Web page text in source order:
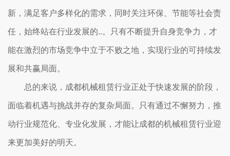
新，满足客户多样化的需求，同时关注环保、节能等社会责
任，始终站在行业发展的..。只有不断提升自身竞争力，才
能在激烈的市场竞争中立于不败之地，实现行业的可持续发
展和共赢局面。
总的来说，成都机械租赁行业正处于快速发展的阶段，
面临着机遇与挑战并存的复杂局面。只有通过不懈努力，推
动行业规范化、专业化发展，才能让成都的机械租赁行业迎
来更加美好的明天。